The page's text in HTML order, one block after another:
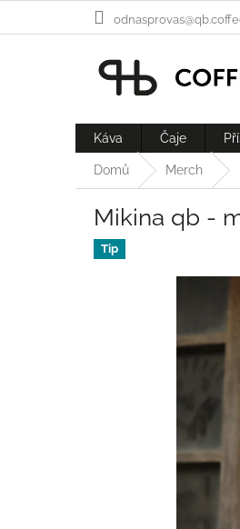
Káva Čaje
Domů Merch
Mikina qb -
Tip